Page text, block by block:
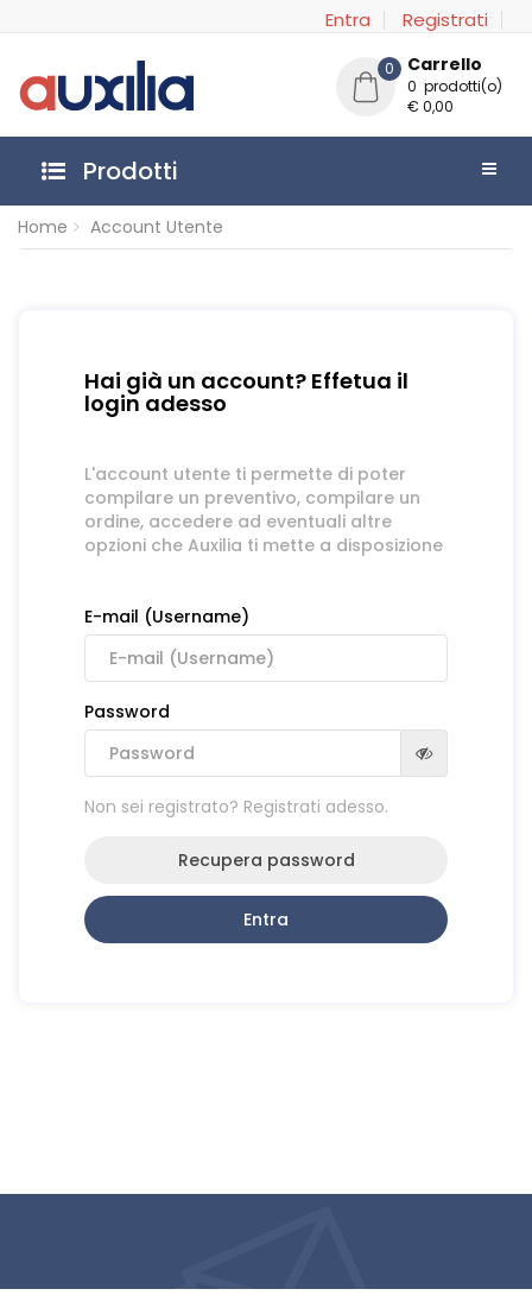
Entra Registrati
0 Carrello
0 prodotti(o)
€ 0,00
Prodotti
Home Account Utente
Hai già un account? Effetua il
login adesso
L'account utente ti permette di poter
compilare un preventivo, compilare un
ordine, accedere ad eventuali altre
opzioni che Auxilia ti mette a disposizione
E-mail (Username)
Password
Non sei registrato? Registrati adesso.
Recupera password
Entra